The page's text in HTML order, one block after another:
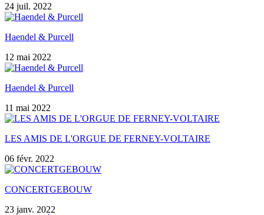
24 juil. 2022
Haendel & Purcell
12 mai 2022
Haendel & Purcell
11 mai 2022
LES AMIS DE L'ORGUE DE FERNEY-VOLTAIRE
06 févr. 2022
CONCERTGEBOUW
23 janv. 2022